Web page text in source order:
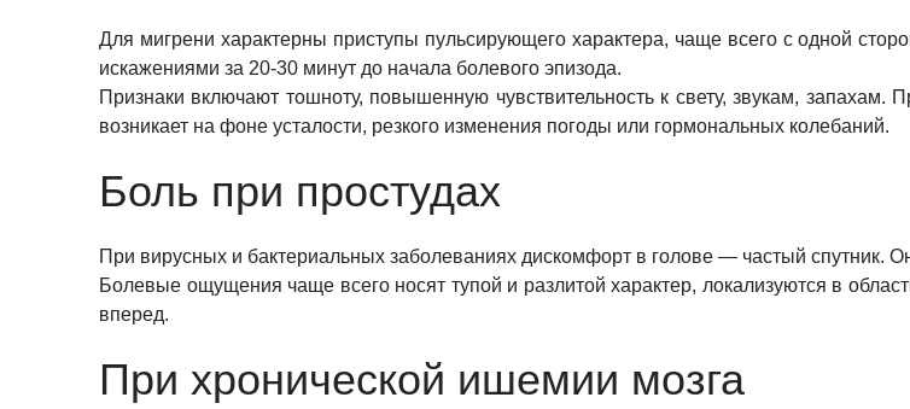
Для мигрени характерны приступы пульсирующего характера, чаще всего с одной
искажениями за 20-30 минут до начала болевого эпизода.
Признаки включают тошноту, повышенную чувствительность к свету, звукам, запахам.
возникает на фоне усталости, резкого изменения погоды или гормональных колебаний.
Боль при простудах
При вирусных и бактериальных заболеваниях дискомфорт в голове — частый спутник.
Болевые ощущения чаще всего носят тупой и разлитой характер, локализуются в
вперед.
При хронической ишемии мозга